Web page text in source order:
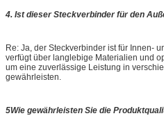
4. Ist dieser Steckverbinder für den
Re: Ja, der Steckverbinder ist für Innen-
verfügt über langlebige Materialien und
um eine zuverlässige Leistung in
gewährleisten.
5Wie gewährleisten Sie die